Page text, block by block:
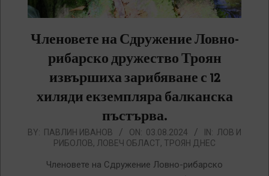
Членовете на Сдружение Ловно-
рибарско дружество Троян
извършиха зарибяване с 12
хиляди екземпляра балканска
пъстърва.
2024-
BY: ПАВЛИН ИВАНОВ ON: 03.08.2024 IN: ЛОВ И
РИБОЛОВ, ЛОВЕЧ ОБЛАСТ, ТРОЯН ДНЕС
Членовете на Сдружение Ловно-рибарско